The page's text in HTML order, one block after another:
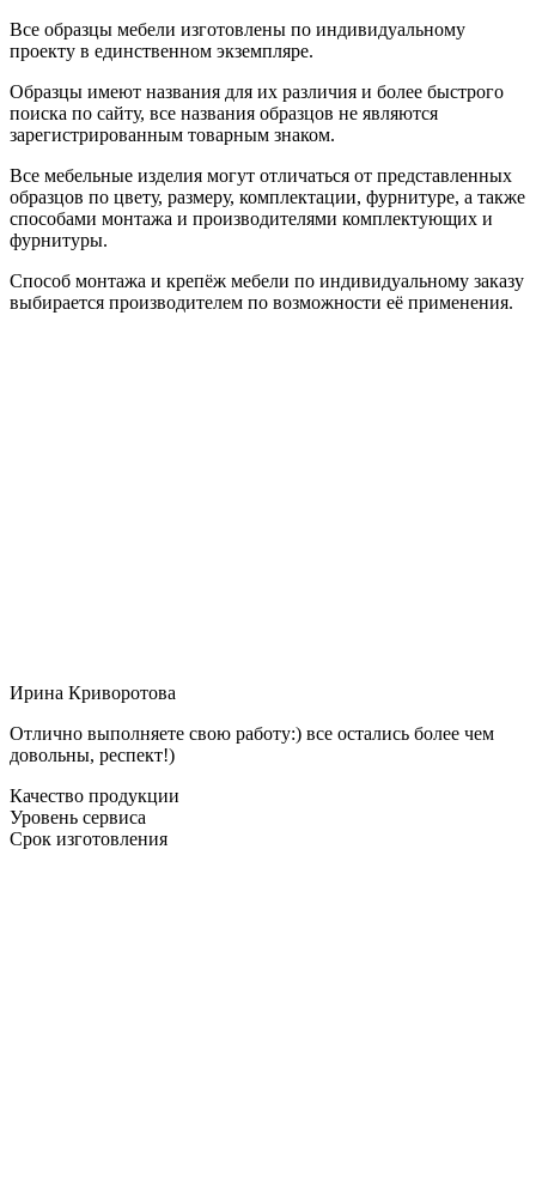
Все образцы мебели изготовлены по индивидуальному
проекту в единственном экземпляре.
Образцы имеют названия для их различия и более быстрого
поиска по сайту, все названия образцов не являются
зарегистрированным товарным знаком.
Все мебельные изделия могут отличаться от представленных
образцов по цвету, размеру, комплектации, фурнитуре, а также
способами монтажа и производителями комплектующих и
фурнитуры.
Способ монтажа и крепёж мебели по индивидуальному заказу
выбирается производителем по возможности её применения.
Ирина Криворотова
Отлично выполняете свою работу:) все остались более чем
довольны, респект!)
Качество продукции
Уровень сервиса
Срок изготовления